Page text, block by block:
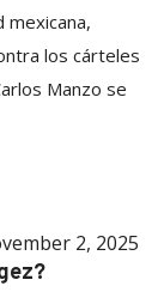
mexicana,
los cárteles
Manzo se
2, 2025